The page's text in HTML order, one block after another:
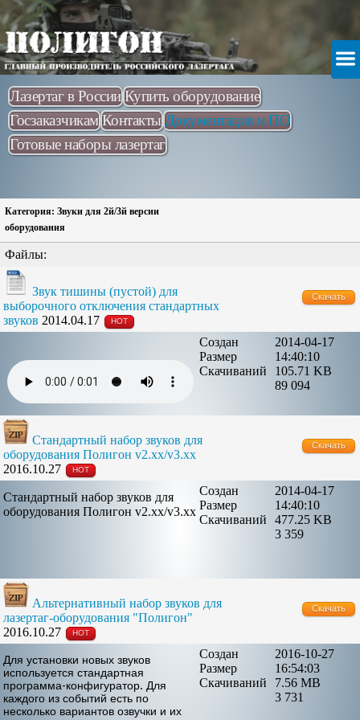
Лазертаг в России Купить оборудование
Госзаказчикам Контакты Документация и ПО
Готовые наборы лазертаг
Категория: Звуки для 2й/3й версии
оборудования
Файлы:
Звук тишины (пустой) для
выборочного отключения стандартных
звуков 2014.04.17 HOT
Скачать
Создан
Размер
Скачиваний
2014-04-17
14:40:10
105.71 KB
89 094
Стандартный набор звуков для
оборудования Полигон v2.xx/v3.xx
2016.10.27
HOT
Скачать
Стандартный набор звуков для
оборудования Полигон v2.xx/v3.xx
Создан
Размер
Скачиваний
2014-04-17
14:40:10
477.25 KB
3 359
Альтернативный набор звуков для
лазертаг-оборудования "Полигон"
2016.10.27
HOT
Скачать
Для установки новых звуков
используется стандартная
программа-конфигуратор. Для
каждого из событий есть по
несколько вариантов озвучки и их
Создан
Размер
Скачиваний
2016-10-27
16:54:03
7.56 MB
3 731